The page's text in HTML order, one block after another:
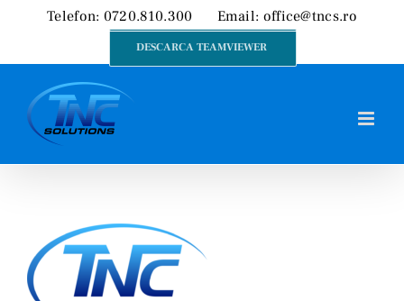
content
Telefon: 0720.810.300 Email: office@tncs.ro
DESCARCA TEAMVIEWER